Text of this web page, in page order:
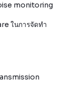
monitoring
ในการจัดทำ